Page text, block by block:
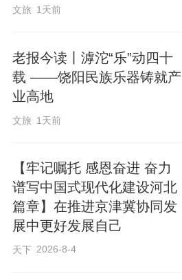
它，就是中山国。
文旅 1天前
老报今读丨滹沱“乐”动四十
载 ——饶阳民族乐器铸就产
业高地
文旅 1天前
【牢记嘱托 感恩奋进 奋力
谱写中国式现代化建设河北
篇章】在推进京津冀协同发
展中更好发展自己
天下 2026-8-4